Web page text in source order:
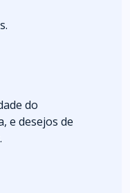
do
e desejos de